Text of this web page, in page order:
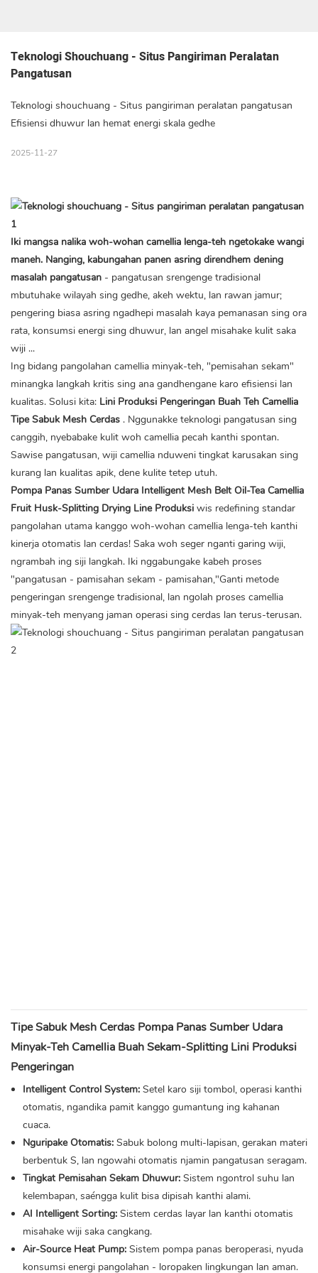
Teknologi Shouchuang - Situs Pangiriman Peralatan
Pangatusan
Teknologi shouchuang - Situs pangiriman peralatan pangatusan
Efisiensi dhuwur lan hemat energi skala gedhe
2025-11-27
Iki mangsa nalika woh-wohan camellia lenga-teh ngetokake wangi
maneh. Nanging, kabungahan panen asring direndhem dening
masalah pangatusan - pangatusan srengenge tradisional
mbutuhake wilayah sing gedhe, akeh wektu, lan rawan jamur;
pengering biasa asring ngadhepi masalah kaya pemanasan sing ora
rata, konsumsi energi sing dhuwur, lan angel misahake kulit saka
wiji ...
Ing bidang pangolahan camellia minyak-teh, "pemisahan sekam"
minangka langkah kritis sing ana gandhengane karo efisiensi lan
kualitas. Solusi kita: Lini Produksi Pengeringan Buah Teh Camellia
Tipe Sabuk Mesh Cerdas . Nggunakke teknologi pangatusan sing
canggih, nyebabake kulit woh camellia pecah kanthi spontan.
Sawise pangatusan, wiji camellia nduweni tingkat karusakan sing
kurang lan kualitas apik, dene kulite tetep utuh.
Pompa Panas Sumber Udara Intelligent Mesh Belt Oil-Tea Camellia
Fruit Husk-Splitting Drying Line Produksi wis redefining standar
pangolahan utama kanggo woh-wohan camellia lenga-teh kanthi
kinerja otomatis lan cerdas! Saka woh seger nganti garing wiji,
ngrambah ing siji langkah. Iki nggabungake kabeh proses
"pangatusan - pamisahan sekam - pamisahan,"Ganti metode
pengeringan srengenge tradisional, lan ngolah proses camellia
minyak-teh menyang jaman operasi sing cerdas lan terus-terusan.
Tipe Sabuk Mesh Cerdas Pompa Panas Sumber Udara
Minyak-Teh Camellia Buah Sekam-Splitting Lini Produksi
Pengeringan
Intelligent Control System:Setel karo siji tombol, operasi kanthi
otomatis, ngandika pamit kanggo gumantung ing kahanan
cuaca.
Nguripake Otomatis:Sabuk bolong multi-lapisan, gerakan materi
berbentuk S, lan ngowahi otomatis njamin pangatusan seragam.
Tingkat Pemisahan Sekam Dhuwur:Sistem ngontrol suhu lan
kelembapan, saéngga kulit bisa dipisah kanthi alami.
AI Intelligent Sorting:Sistem cerdas layar lan kanthi otomatis
misahake wiji saka cangkang.
Air-Source Heat Pump:Sistem pompa panas beroperasi, nyuda
konsumsi energi pangolahan - loropaken lingkungan lan aman.